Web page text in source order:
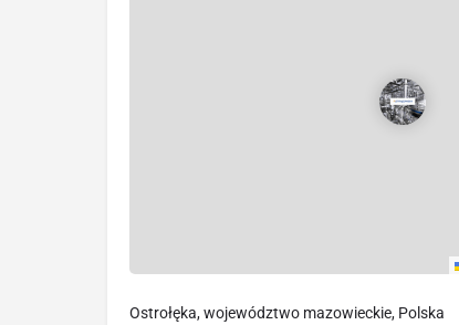
Ostrołęka, województwo mazowieckie, Polska